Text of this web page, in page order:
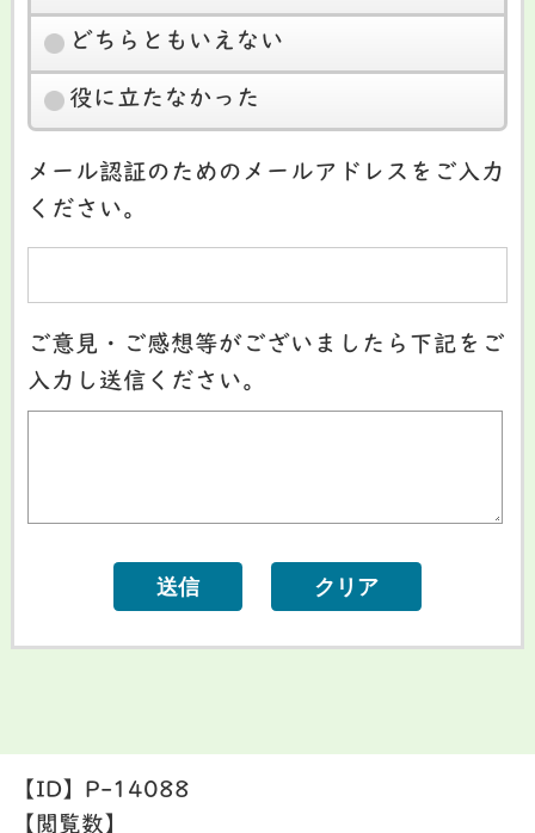
どちらともいえない
役に立たなかった
メール認証のためのメールアドレスをご入力
ください。
ご意見・ご感想等がございましたら下記をご
入力し送信ください。
【ID】 P-14088
【閲覧数】